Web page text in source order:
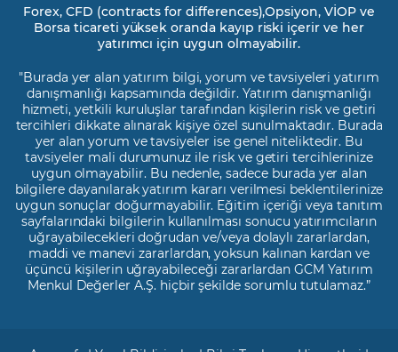
Forex, CFD (contracts for differences),Opsiyon, VİOP ve
Borsa ticareti yüksek oranda kayıp riski içerir ve her
yatırımcı için uygun olmayabilir.
"Burada yer alan yatırım bilgi, yorum ve tavsiyeleri yatırım
danışmanlığı kapsamında değildir. Yatırım danışmanlığı
hizmeti, yetkili kuruluşlar tarafından kişilerin risk ve getiri
tercihleri dikkate alınarak kişiye özel sunulmaktadır. Burada
yer alan yorum ve tavsiyeler ise genel niteliktedir. Bu
tavsiyeler mali durumunuz ile risk ve getiri tercihlerinize
uygun olmayabilir. Bu nedenle, sadece burada yer alan
bilgilere dayanılarak yatırım kararı verilmesi beklentilerinize
uygun sonuçlar doğurmayabilir. Eğitim içeriği veya tanıtım
sayfalarındaki bilgilerin kullanılması sonucu yatırımcıların
uğrayabilecekleri doğrudan ve/veya dolaylı zararlardan,
maddi ve manevi zararlardan, yoksun kalınan kardan ve
üçüncü kişilerin uğrayabileceği zararlardan GCM Yatırım
Menkul Değerler A.Ş. hiçbir şekilde sorumlu tutulamaz.”